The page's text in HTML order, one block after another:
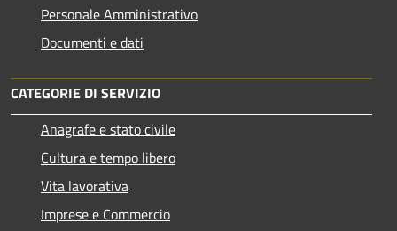
Personale Amministrativo
Documenti e dati
CATEGORIE DI SERVIZIO
Anagrafe e stato civile
Cultura e tempo libero
Vita lavorativa
Imprese e Commercio